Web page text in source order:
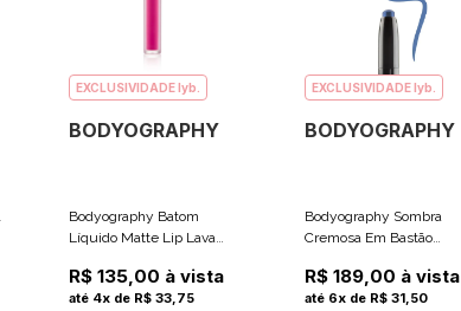
EXCLUSIVIDADE lyb.
BODYOGRAPHY
Bodyography Batom
Líquido Matte Lip Lava
Fosco) 2.4ml
R$ 135,00 à vista
até 4x de R$ 33,75
EXCLUSIVIDADE lyb.
BODYOGRAPHY
Bodyography Sombra
Cremosa Em Bastão
Royal Metálico) 2g
R$ 189,00 à vista
até 6x de R$ 31,50